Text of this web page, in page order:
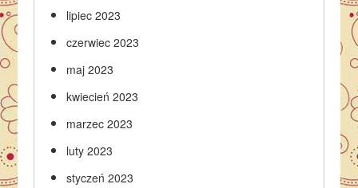
lipiec 2023
czerwiec 2023
maj 2023
kwiecień 2023
marzec 2023
luty 2023
styczeń 2023